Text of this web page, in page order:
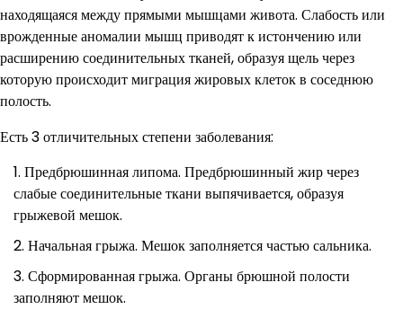
находящаяся между прямыми мышцами живота. Слабость или
врожденные аномалии мышц приводят к истончению или
расширению соединительных тканей, образуя щель через
которую происходит миграция жировых клеток в соседнюю
полость.
Есть 3 отличительных степени заболевания:
Предбрюшинная липома. Предбрюшинный жир через
слабые соединительные ткани выпячивается, образуя
грыжевой мешок.
Начальная грыжа. Мешок заполняется частью сальника.
Сформированная грыжа. Органы брюшной полости
заполняют мешок.